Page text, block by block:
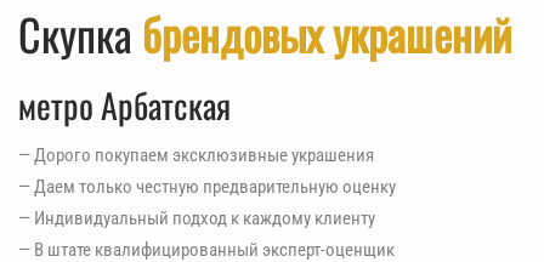
Скупкабрендовых украшений
метро Арбатская
— Дорого покупаем эксклюзивные украшения
— Даем только честную предварительную оценку
— Индивидуальный подход к каждому клиенту
— В штате квалифицированный эксперт-оценщик